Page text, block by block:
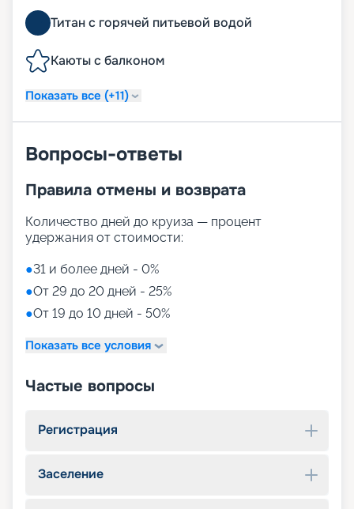
Титан с горячей питьевой водой
Каюты с балконом
Показать все (+11)
Вопросы-ответы
Правила отмены и возврата
Количество дней до круиза — процент
удержания от стоимости:
●31 и более дней - 0%
●От 29 до 20 дней - 25%
●От 19 до 10 дней - 50%
Показать все условия
Частые вопросы
Регистрация
Заселение